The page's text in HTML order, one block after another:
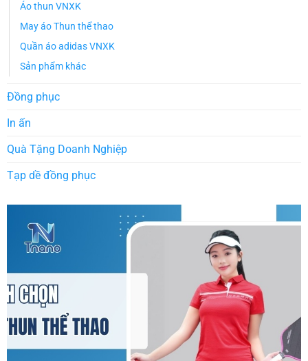
Áo thun VNXK
May áo Thun thể thao
Quần áo adidas VNXK
Sản phẩm khác
Đồng phục
In ấn
Quà Tặng Doanh Nghiệp
Tạp dề đồng phục